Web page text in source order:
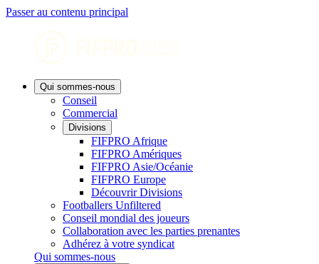
Passer au contenu principal
Qui sommes-nous
Conseil
Commercial
Divisions
FIFPRO Afrique
FIFPRO Amériques
FIFPRO Asie/Océanie
FIFPRO Europe
Découvrir Divisions
Footballers Unfiltered
Conseil mondial des joueurs
Collaboration avec les parties prenantes
Adhérez à votre syndicat
Qui sommes-nous